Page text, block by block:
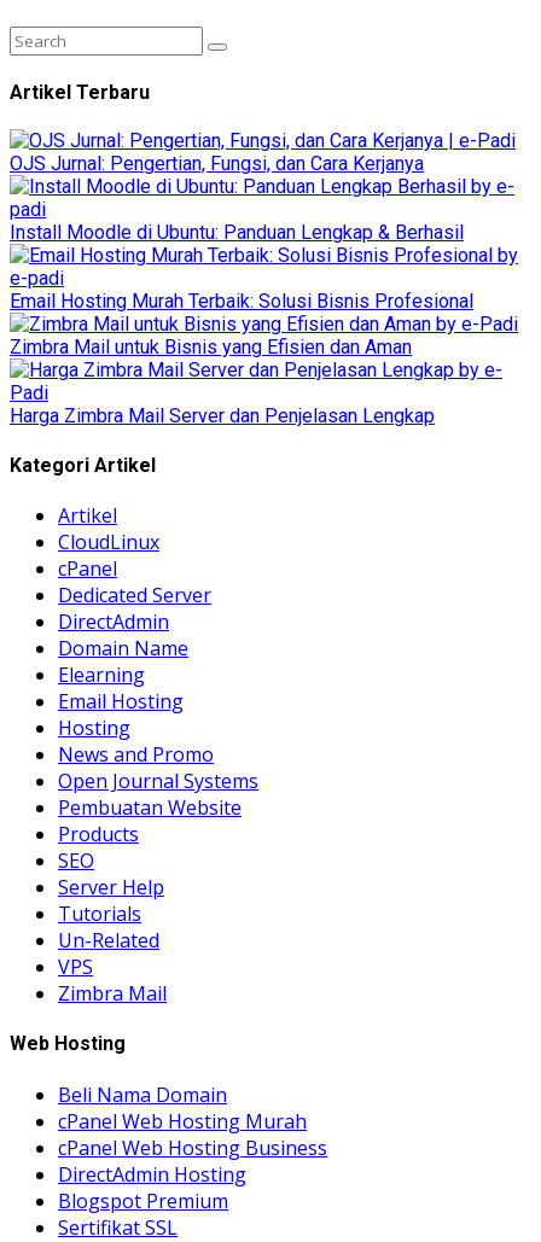
Artikel Terbaru
OJS Jurnal: Pengertian, Fungsi, dan Cara Kerjanya
Install Moodle di Ubuntu: Panduan Lengkap & Berhasil
Email Hosting Murah Terbaik: Solusi Bisnis Profesional
Zimbra Mail untuk Bisnis yang Efisien dan Aman
Harga Zimbra Mail Server dan Penjelasan Lengkap
Kategori Artikel
Artikel
CloudLinux
cPanel
Dedicated Server
DirectAdmin
Domain Name
Elearning
Email Hosting
Hosting
News and Promo
Open Journal Systems
Pembuatan Website
Products
SEO
Server Help
Tutorials
Un-Related
VPS
Zimbra Mail
Web Hosting
Beli Nama Domain
cPanel Web Hosting Murah
cPanel Web Hosting Business
DirectAdmin Hosting
Blogspot Premium
Sertifikat SSL